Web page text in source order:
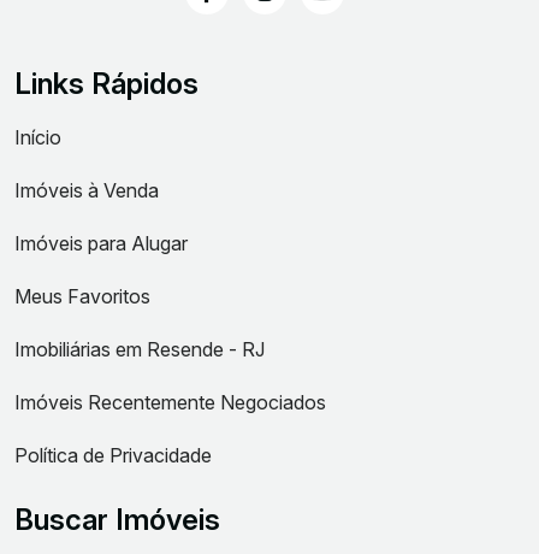
Links Rápidos
Início
Imóveis à Venda
Imóveis para Alugar
Meus Favoritos
Imobiliárias em Resende - RJ
Imóveis Recentemente Negociados
Política de Privacidade
Buscar Imóveis